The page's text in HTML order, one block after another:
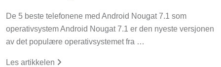
De 5 beste telefonene med Android Nougat 7.1 som
operativsystem Android Nougat 7.1 er den nyeste versjonen
av det populære operativsystemet fra …
Les artikkelen